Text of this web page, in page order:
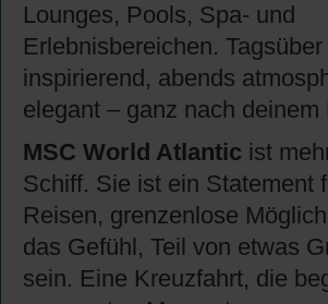
Lounges, Pools, Spa- und
Erlebnisbereichen.
inspirierend, abends
elegant – ganz nach deinem
MSC World Atlantic ist
Schiff. Sie ist ein Statement
Reisen, grenzenlose
das Gefühl, Teil von etwas
sein. Eine Kreuzfahrt, die